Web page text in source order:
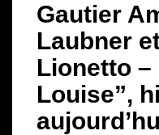
Gautier
Laubner
Lionetto –
Louise”,